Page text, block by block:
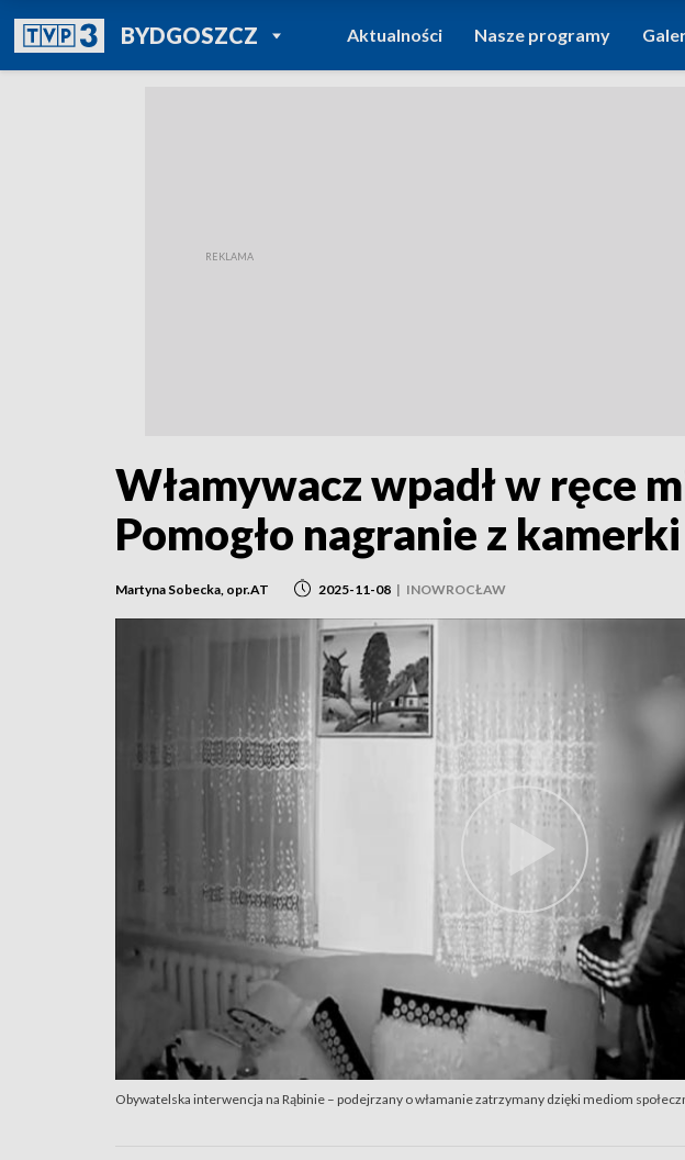
BYDGOSZCZPOWRÓT DO
TVP REGIONY
Aktualności Nasze programy
Włamywacz wpadł w ręce
Pomogło nagranie z kamerki
Martyna Sobecka, opr.AT 2025-11-08 | INOWROCŁAW
Obywatelska interwencja na Rąbinie – podejrzany o włamanie zatrzymany dzięki mediom